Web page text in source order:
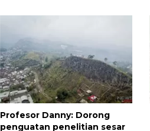
Profesor Danny: Dorong
penguatan penelitian sesar